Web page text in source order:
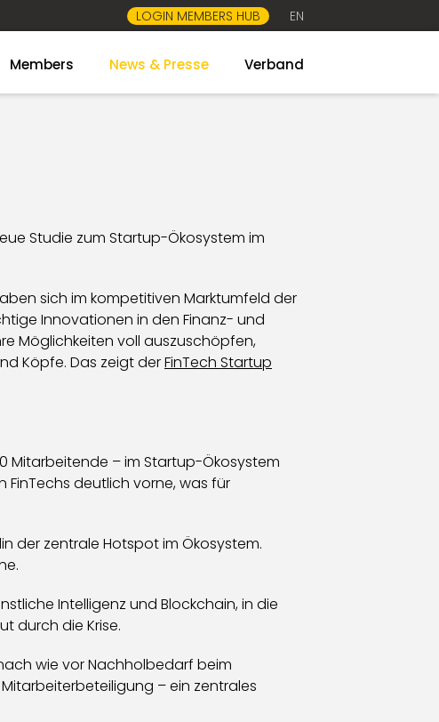
LOGIN MEMBERS HUB EN
Members News & Presse Verband
Studie zum Startup-Ökosystem im
sich im kompetitiven Marktumfeld der
Innovationen in den Finanz- und
Möglichkeiten voll auszuschöpfen,
Köpfe. Das zeigt derFinTech Startup
Mitarbeitende – im Startup-Ökosystem
FinTechs deutlich vorne, was für
der zentrale Hotspot im Ökosystem.
Intelligenz und Blockchain, in die
durch die Krise.
wie vor Nachholbedarf beim
– ein zentrales